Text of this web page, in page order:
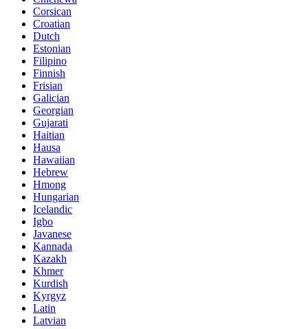
Corsican
Croatian
Dutch
Estonian
Filipino
Finnish
Frisian
Galician
Georgian
Gujarati
Haitian
Hausa
Hawaiian
Hebrew
Hmong
Hungarian
Icelandic
Igbo
Javanese
Kannada
Kazakh
Khmer
Kurdish
Kyrgyz
Latin
Latvian